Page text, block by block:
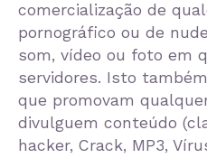
comercialização de
pornográfico ou de
som, vídeo ou foto em
servidores. Isto
que promovam
divulguem conteúdo
hacker, Crack, MP3,